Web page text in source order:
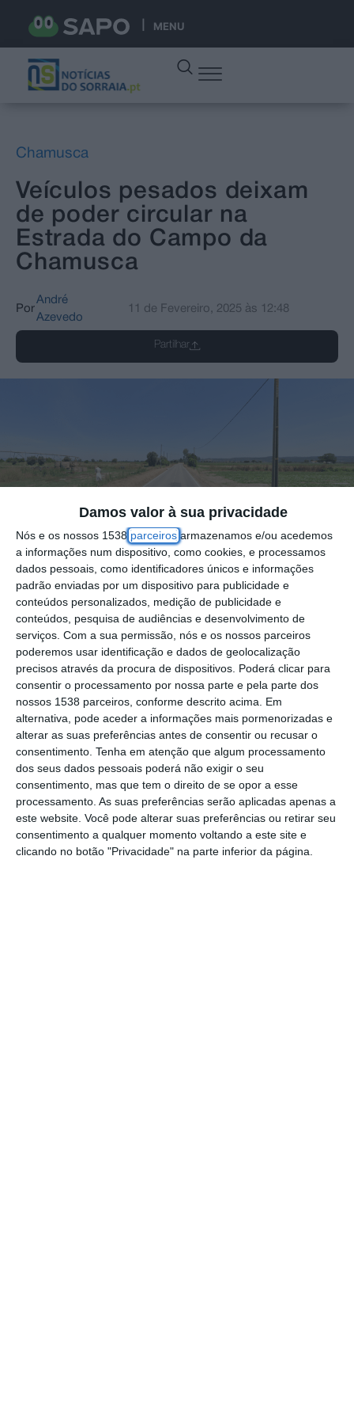
Damos valor à sua privacidade
Nós e os nossos 1538 parceiros armazenamos e/ou acedemos
a informações num dispositivo, como cookies, e processamos
dados pessoais, como identificadores únicos e informações
padrão enviadas por um dispositivo para publicidade e
conteúdos personalizados, medição de publicidade e
conteúdos, pesquisa de audiências e desenvolvimento de
serviços. Com a sua permissão, nós e os nossos parceiros
poderemos usar identificação e dados de geolocalização
precisos através da procura de dispositivos. Poderá clicar para
consentir o processamento por nossa parte e pela parte dos
nossos 1538 parceiros, conforme descrito acima. Em
alternativa, pode aceder a informações mais pormenorizadas e
alterar as suas preferências antes de consentir ou recusar o
consentimento. Tenha em atenção que algum processamento
dos seus dados pessoais poderá não exigir o seu
consentimento, mas que tem o direito de se opor a esse
processamento. As suas preferências serão aplicadas apenas a
este website. Você pode alterar suas preferências ou retirar seu
consentimento a qualquer momento voltando a este site e
clicando no botão "Privacidade" na parte inferior da página.
MENU
Chamusca
Veículos pesados deixam
de poder circular na
Estrada do Campo da
Chamusca
Por
André
Azevedo
11 de Fevereiro, 2025 às 12:48
Partilhar
A Câmara Municipal da Chamusca anunciou
a interdição de circulação de viaturas
pesadas na Estrada E.M. 1382 e na Estrada
16 de setembro, conhecida como “Estrada
do Campo”. A medida, baseada no parecer
da Comissão de Trânsito do concelho,
entrará em vigor no dia 1 de março de 2025.
De acordo com o edital publicado pelo
Município, a circulação estará interditada
apenas a viaturas pesadas, sendo